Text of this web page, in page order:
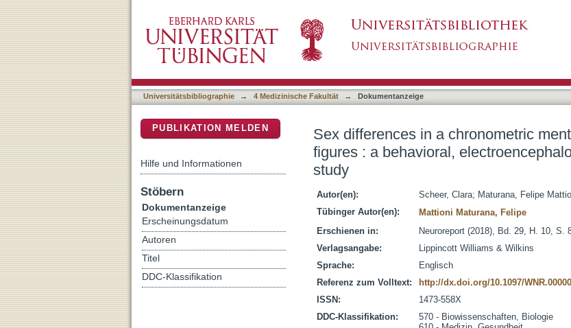
electroencephalography, and eye-tracking pilot study
Universitätsbibliographie → 4 Medizinische Fakultät → Dokumentanzeige
Sex differences in a chronometric
figures : a behavioral,
study
Autor(en): Scheer, Clara; Maturana, Felipe
Tübinger Autor(en):
Mattioni Maturana, Felipe
Erschienen in:
Neuroreport (2018), Bd. 29, H. 10, S.
Verlagsangabe:
Lippincott Williams & Wilkins
Sprache:
Englisch
Referenz zum Volltext:
http://dx.doi.org/10.1097/
ISSN:
1473-558X
DDC-Klassifikation:
570 - Biowissenschaften, Biologie
PUBLIKATION MELDEN
Hilfe und Informationen
Stöbern
Dokumentanzeige
Erscheinungsdatum
Autoren
Titel
DDC-Klassifikation